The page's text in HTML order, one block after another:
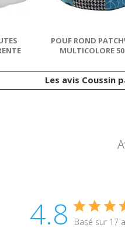
POUF ROND
MULTICOLORE
Les avis Coussin
4.8 Basé sur 17